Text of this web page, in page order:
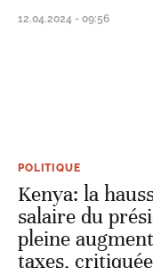
12.04.2024 - 09:56
POLITIQUE
Kenya: la
salaire du
pleine
taxes, critiquée